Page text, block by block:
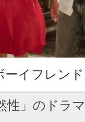
ーイフレン
性」のドラ